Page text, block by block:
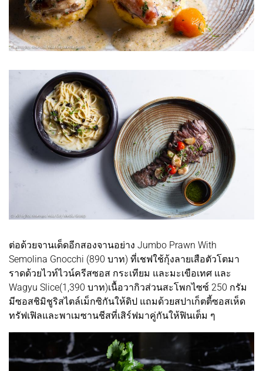
ต่อด้วยจานเด็ดอีกสองจานอย่าง Jumbo Prawn With
Semolina Gnocchi (890 บาท) ที่เชฟใช้กุ้งลายเสือตัวโตมา
ราดด้วยไวท์ไวน์ครีสซอส กระเทียม และมะเขือเทศ และ
Wagyu Slice(1,390 บาท)เนื้อวากิวส่วนสะโพกไซซ์ 250 กรัม
มีซอสชิมิชูริสไตล์เม็กซิกันให้ดิป แถมด้วยสปาเก็ตตี้ซอสเห็ด
ทรัฟเฟิลและพาเมซานชีสที่เสิร์ฟมาคู่กันให้ฟินเต็ม ๆ